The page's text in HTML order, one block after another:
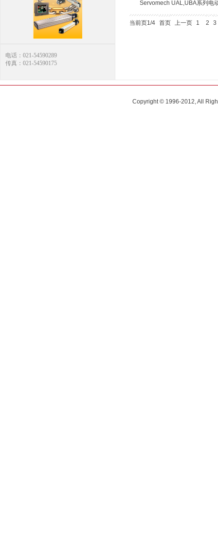
Servomech UAL,UBA系列电
当前页1/4 首页 上一页 1 2 3
电话：021-54590289
传真：021-54590175
Copyright © 1996-2012, All